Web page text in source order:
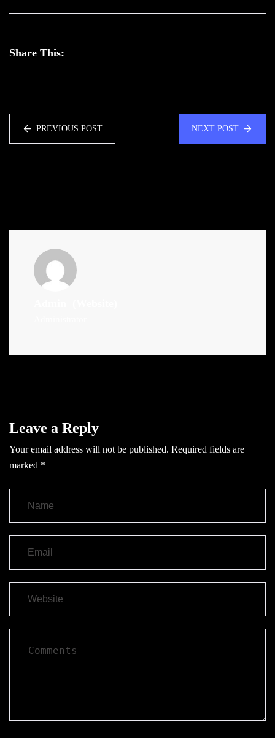
Share This:
PREVIOUS POST NEXT POST
Leave a Reply
Your email address will not be published. Required fields are
marked *